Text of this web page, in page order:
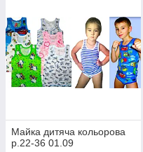
Майка дитяча кольорова
р.22-36 01.09